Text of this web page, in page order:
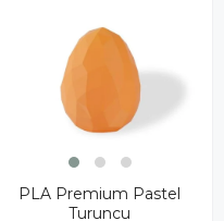
PLA Premium Pastel
Turuncu